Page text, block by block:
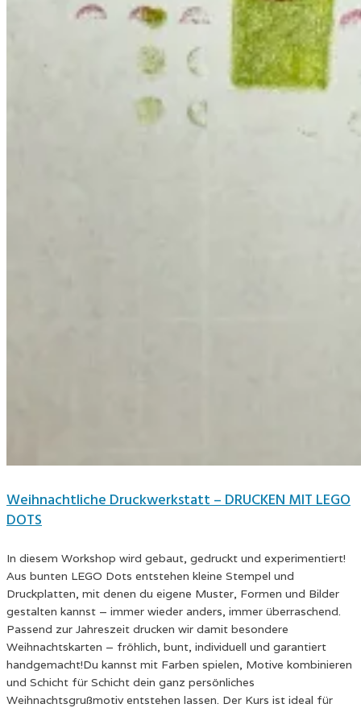
Weihnachtliche Druckwerkstatt – DRUCKEN MIT LEGO
DOTS
In diesem Workshop wird gebaut, gedruckt und experimentiert!
Aus bunten LEGO Dots entstehen kleine Stempel und
Druckplatten, mit denen du eigene Muster, Formen und Bilder
gestalten kannst – immer wieder anders, immer überraschend.
Passend zur Jahreszeit drucken wir damit besondere
Weihnachtskarten – fröhlich, bunt, individuell und garantiert
handgemacht!Du kannst mit Farben spielen, Motive kombinieren
und Schicht für Schicht dein ganz persönliches
Weihnachtsgrußmotiv entstehen lassen. Der Kurs ist ideal für